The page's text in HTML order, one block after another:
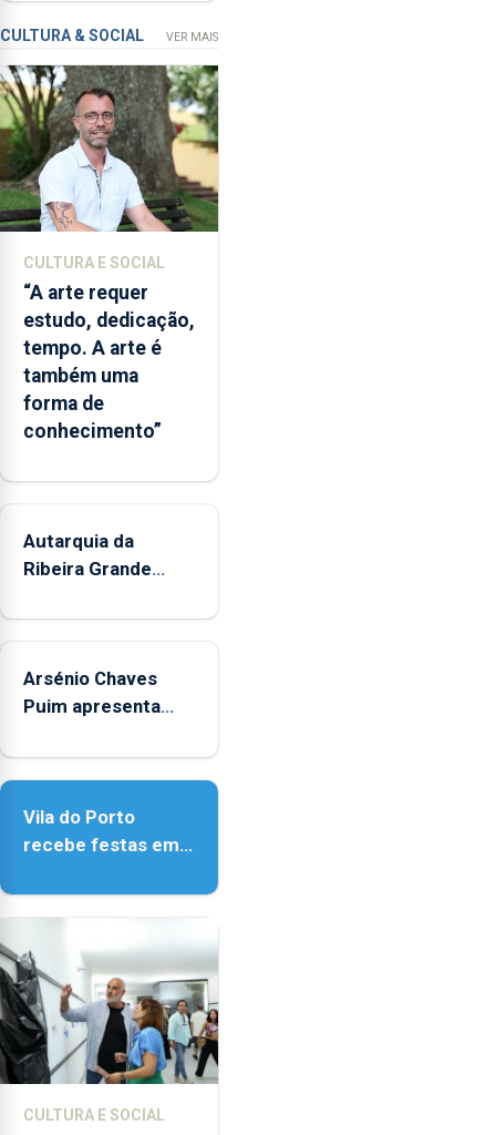
financiamento
para
os
bombeiros
dos
Açores
com
responsabilidades
partilhadas
entre
o
Governo
Regional
e
municípios.
freguesia da Maia
CULTURA & SOCIAL VER MAIS
CULTURA E SOCIAL
“A arte requer
estudo, dedicação,
tempo. A arte é
também uma
forma de
conhecimento”
Autarquia da
Ribeira Grande
"Museus no Verão"
Arsénio Chaves
Puim apresenta
de Vila do Porto
Vila do Porto
recebe festas em
Senhora da
CULTURA E SOCIAL